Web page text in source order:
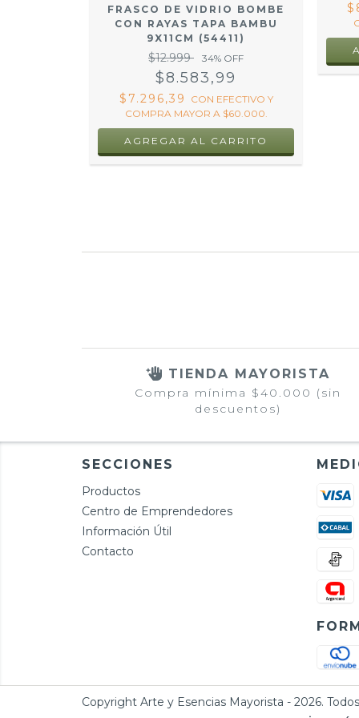
FRASCO DE VIDRIO BOMBE
CON RAYAS TAPA BAMBU
9X11CM (54411)
$12.999 34% OFF
$8.583,99
$7.296,39 CON EFECTIVO Y
COMPRA MAYOR A $60.000.
TIENDA MAYORISTA
Compra mínima $40.000 (sin
descuentos)
SECCIONES
Productos
Centro de Emprendedores
Información Útil
Contacto
Copyright Arte y Esencias Mayorista - 2026.